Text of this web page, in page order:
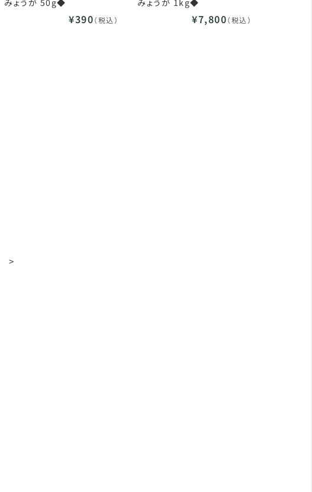
みょうが 50g◆
¥390（税込）
みょうが 1kg◆
¥7,800（税込）
>